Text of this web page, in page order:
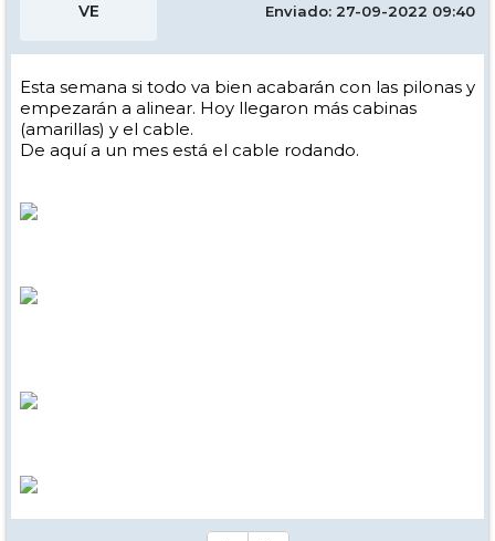
VE Enviado: 27-09-2022 09:40
Esta semana si todo va bien acabarán con las pilonas y
empezarán a alinear. Hoy llegaron más cabinas
(amarillas) y el cable.
De aquí a un mes está el cable rodando.